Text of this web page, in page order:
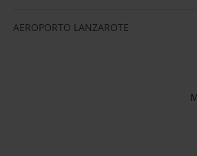
AEROPORTO LANZAROTE